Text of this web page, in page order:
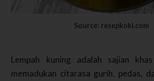
Source: resepkoki.com
Lempah kuning adalah sajian
memadukan citarasa gurih, pedas,